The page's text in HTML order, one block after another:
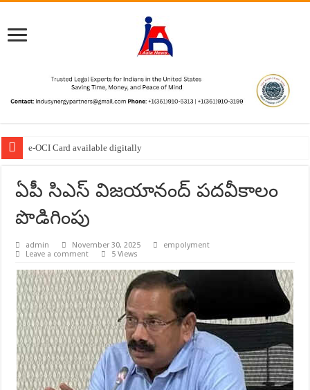
e-OCI Card available digitally
ఏపీ సిఎస్ విజయానంద్ పదవీకాలం
పొడిగింపు
admin November 30, 2025
empolyment
Leave a comment
5 Views